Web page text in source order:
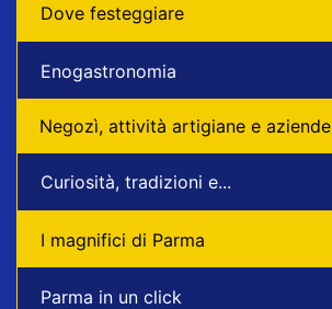
Dove festeggiare
Enogastronomia
Negozì, attività artigiane e aziende
Curiosità, tradizioni e...
I magnifici di Parma
Parma in un click